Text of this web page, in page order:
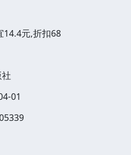
14.4元,折扣68
01